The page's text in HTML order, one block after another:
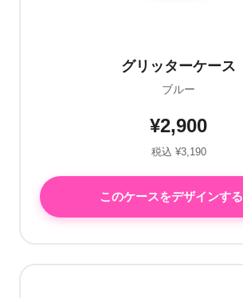
グリッターケース
ブルー
¥2,900
税込 ¥3,190
このケースをデザインする